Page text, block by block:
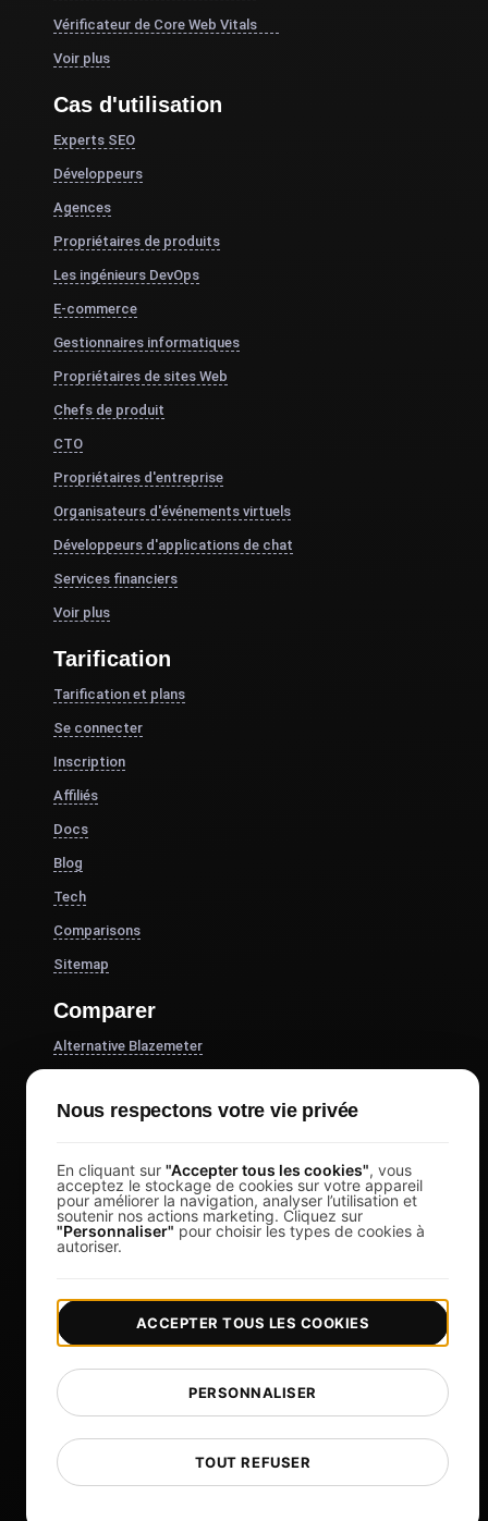
Vérificateur de Core Web Vitals
Voir plus
Cas d'utilisation
Experts SEO
Développeurs
Agences
Propriétaires de produits
Les ingénieurs DevOps
E-commerce
Gestionnaires informatiques
Propriétaires de sites Web
Chefs de produit
CTO
Propriétaires d'entreprise
Organisateurs d'événements virtuels
Développeurs d'applications de chat
Services financiers
Voir plus
Tarification
Tarification et plans
Se connecter
Inscription
Affiliés
Docs
Blog
Tech
Comparisons
Sitemap
Comparer
Alternative Blazemeter
Alternative OctoPerf
Alternative aux sauterelles
Alternative au Taureau
Apache JMeter Alternative
L`aide
Glossaire
Quoi de neuf?
Nous respectons votre vie privée
En cliquant sur "Accepter tous les cookies", vous
acceptez le stockage de cookies sur votre appareil
pour améliorer la navigation, analyser l’utilisation et
soutenir nos actions marketing. Cliquez sur
"Personnaliser" pour choisir les types de cookies à
autoriser.
TOUT REFUSER
PERSONNALISER
ACCEPTER TOUS LES COOKIES